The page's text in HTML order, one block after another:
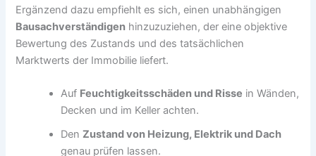
Ergänzend dazu empfiehlt es sich, einen unabhängigen
Bausachverständigen hinzuzuziehen, der eine objektive
Bewertung des Zustands und des tatsächlichen
Marktwerts der Immobilie liefert.
Auf Feuchtigkeitsschäden und Risse in Wänden,
Decken und im Keller achten.
DenZustand von Heizung, Elektrik und Dach
genau prüfen lassen.